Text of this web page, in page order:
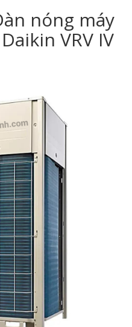
nóng máy
VRV IV